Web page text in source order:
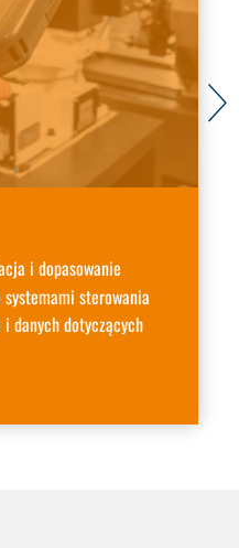
i dopasowanie
sterowania
danych dotyczących